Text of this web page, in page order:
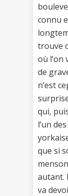
connu
trouve
où l’on
de
n’est
qui,
l’un
que si
autant.
va